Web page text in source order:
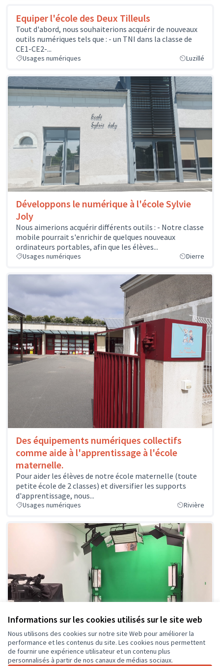
Informations sur les cookies utilisés sur le site web
Nous utilisons des cookies sur notre site Web pour améliorer la
performance et les contenus du site. Les cookies nous permettent
de fournir une expérience utilisateur et un contenu plus
personnalisés à partir de nos canaux de médias sociaux.
Equiper l'école des Deux Tilleuls
Tout d'abord, nous souhaiterions acquérir de nouveaux
outils numériques tels que : - un TNI dans la classe de
CE1-CE2-...
Usages numériques Luzillé
Développons le numérique à l'école Sylvie
Joly
Nous aimerions acquérir différents outils : - Notre classe
mobile pourrait s'enrichir de quelques nouveaux
ordinateurs portables, afin que les élèves...
Usages numériques Dierre
Des équipements numériques collectifs
comme aide à l'apprentissage à l'école
maternelle.
Pour aider les élèves de notre école maternelle (toute
petite école de 2 classes) et diversifier les supports
d'apprentissage, nous...
Usages numériques Rivière